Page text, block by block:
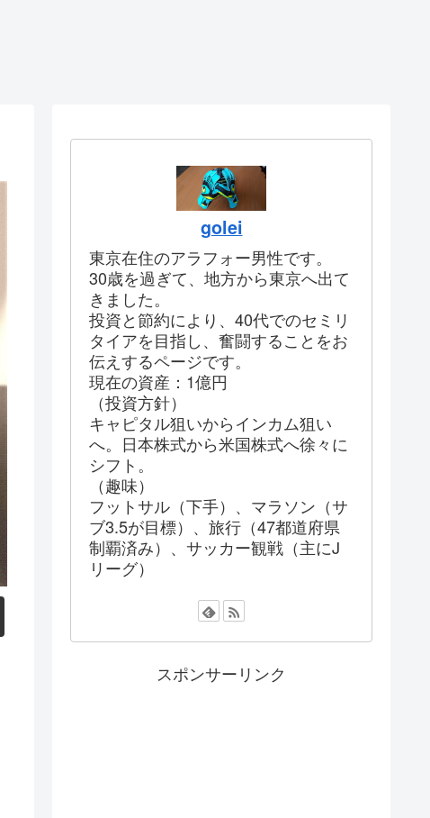
golei
東京在住のアラフォー男性です。
30歳を過ぎて、地方から東京へ出て
きました。
投資と節約により、40代でのセミリ
タイアを目指し、奮闘することをお
伝えするページです。
現在の資産：1億円
（投資方針）
キャピタル狙いからインカム狙い
へ。日本株式から米国株式へ徐々に
シフト。
（趣味）
フットサル（下手）、マラソン（サ
ブ3.5が目標）、旅行（47都道府県
制覇済み）、サッカー観戦（主にJ
リーグ）
スポンサーリンク